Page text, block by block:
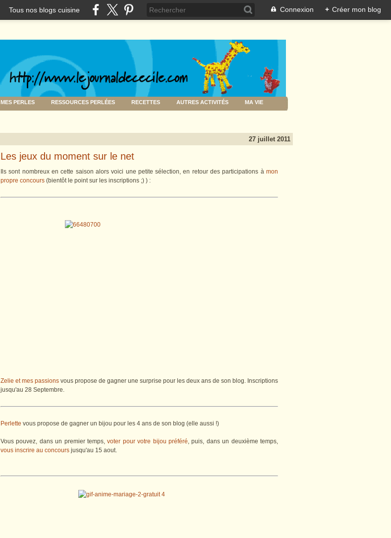
Tous nos blogs cuisine Connexion + Créer mon blog
MES PERLES RESSOURCES PERLÉES RECETTES AUTRES ACTIVITÉS MA VIE
27 juillet 2011
Les jeux du moment sur le net
Ils sont nombreux en cette saison alors voici une petite sélection, en retour des participations à mon
propre concours (bientôt le point sur les inscriptions ;) ) :
Zelie et mes passions vous propose de gagner une surprise pour les deux ans de son blog. Inscriptions
jusqu'au 28 Septembre.
Perlette vous propose de gagner un bijou pour les 4 ans de son blog (elle aussi !)
Vous pouvez, dans un premier temps,voter pour votre bijou préféré, puis, dans un deuxième temps,
vous inscrire au concours jusqu'au 15 aout.